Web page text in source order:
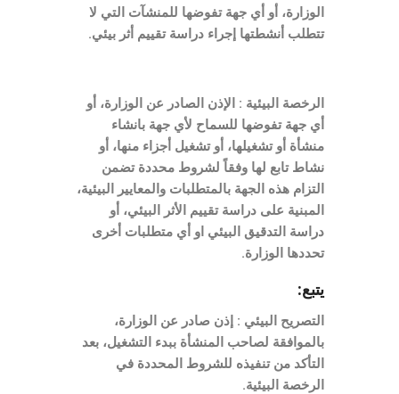
الوزارة، أو أي جهة تفوضها للمنشآت التي لا
تتطلب أنشطتها إجراء دراسة تقييم أثر بيئي.
الرخصة البيئية : الإذن الصادر عن الوزارة، أو
أي جهة تفوضها للسماح لأي جهة بانشاء
منشأة أو تشغيلها، أو تشغيل أجزاء منها، أو
نشاط تابع لها وفقاً لشروط محددة تضمن
التزام هذه الجهة بالمتطلبات والمعايير البيئية،
المبنية على دراسة تقييم الأثر البيئي، أو
دراسة التدقيق البيئي او أي متطلبات أخرى
تحددها الوزارة.
يتبع:
التصريح البيئي : إذن صادر عن الوزارة،
بالموافقة لصاحب المنشأة ببدء التشغيل، بعد
التأكد من تنفيذه للشروط المحددة في
الرخصة البيئية.